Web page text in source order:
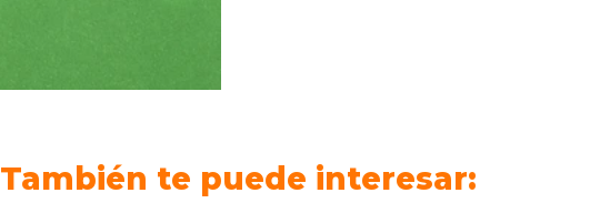
También te puede interesar: